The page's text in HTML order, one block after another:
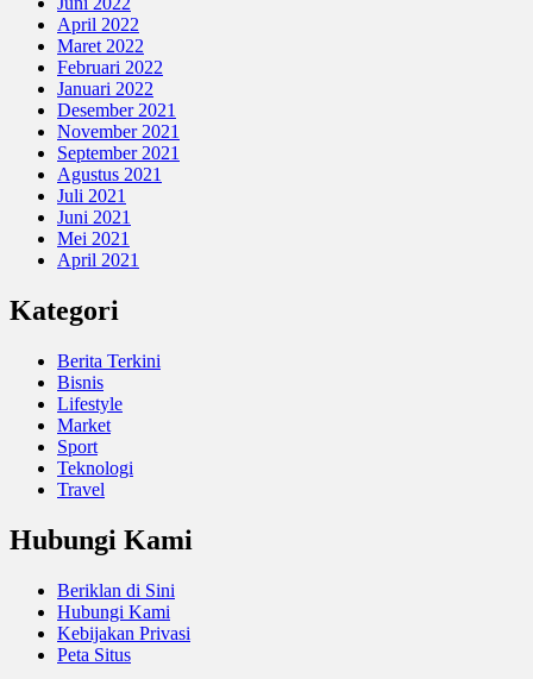
April 2022
Maret 2022
Februari 2022
Januari 2022
Desember 2021
November 2021
September 2021
Agustus 2021
Juli 2021
Juni 2021
Mei 2021
April 2021
Kategori
Berita Terkini
Bisnis
Lifestyle
Market
Sport
Teknologi
Travel
Hubungi Kami
Beriklan di Sini
Hubungi Kami
Kebijakan Privasi
Peta Situs